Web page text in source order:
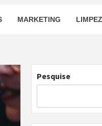
MARKETING
Pesquise